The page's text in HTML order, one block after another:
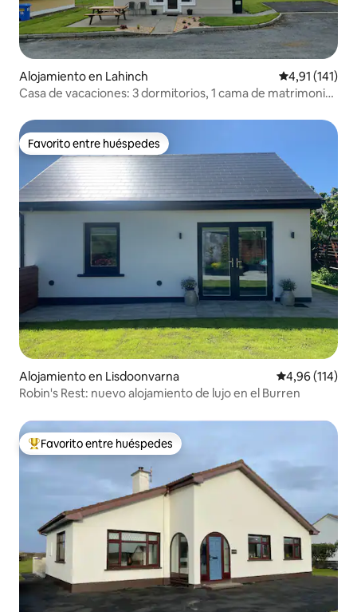
Alojamiento en Lahinch Calificación
4,91 (141)
Casa de vacaciones: 3 dormitorios, 1 cama de matrimonio,
Favorito entre huéspedes
Favorito entre huéspedes
Alojamiento en Lisdoonvarna Calificación
4,96 (114)
Robin's Rest: nuevo alojamiento de lujo en el Burren
Favorito entre los huéspedes más destacados
Favorito entre huéspedes